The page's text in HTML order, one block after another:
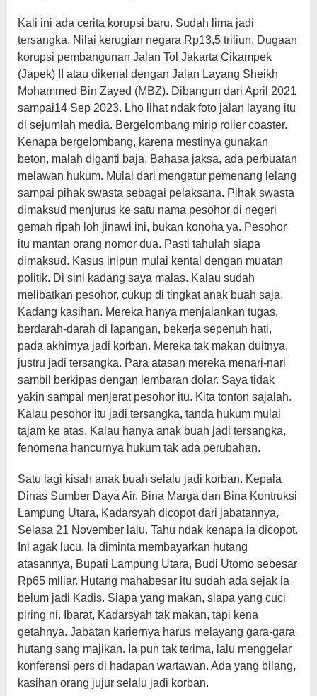
Kali ini ada cerita korupsi baru. Sudah lima jadi
tersangka. Nilai kerugian negara Rp13,5 triliun. Dugaan
korupsi pembangunan Jalan Tol Jakarta Cikampek
(Japek) II atau dikenal dengan Jalan Layang Sheikh
Mohammed Bin Zayed (MBZ). Dibangun dari April 2021
sampai14 Sep 2023. Lho lihat ndak foto jalan layang itu
di sejumlah media. Bergelombang mirip roller coaster.
Kenapa bergelombang, karena mestinya gunakan
beton, malah diganti baja. Bahasa jaksa, ada perbuatan
melawan hukum. Mulai dari mengatur pemenang lelang
sampai pihak swasta sebagai pelaksana. Pihak swasta
dimaksud menjurus ke satu nama pesohor di negeri
gemah ripah loh jinawi ini, bukan konoha ya. Pesohor
itu mantan orang nomor dua. Pasti tahulah siapa
dimaksud. Kasus inipun mulai kental dengan muatan
politik. Di sini kadang saya malas. Kalau sudah
melibatkan pesohor, cukup di tingkat anak buah saja.
Kadang kasihan. Mereka hanya menjalankan tugas,
berdarah-darah di lapangan, bekerja sepenuh hati,
pada akhirnya jadi korban. Mereka tak makan duitnya,
justru jadi tersangka. Para atasan mereka menari-nari
sambil berkipas dengan lembaran dolar. Saya tidak
yakin sampai menjerat pesohor itu. Kita tonton sajalah.
Kalau pesohor itu jadi tersangka, tanda hukum mulai
tajam ke atas. Kalau hanya anak buah jadi tersangka,
fenomena hancurnya hukum tak ada perubahan.
Satu lagi kisah anak buah selalu jadi korban. Kepala
Dinas Sumber Daya Air, Bina Marga dan Bina Kontruksi
Lampung Utara, Kadarsyah dicopot dari jabatannya,
Selasa 21 November lalu. Tahu ndak kenapa ia dicopot.
Ini agak lucu. Ia diminta membayarkan hutang
atasannya, Bupati Lampung Utara, Budi Utomo sebesar
Rp65 miliar. Hutang mahabesar itu sudah ada sejak ia
belum jadi Kadis. Siapa yang makan, siapa yang cuci
piring ni. Ibarat, Kadarsyah tak makan, tapi kena
getahnya. Jabatan kariernya harus melayang gara-gara
hutang sang majikan. Ia pun tak terima, lalu menggelar
konferensi pers di hadapan wartawan. Ada yang bilang,
kasihan orang jujur selalu jadi korban.